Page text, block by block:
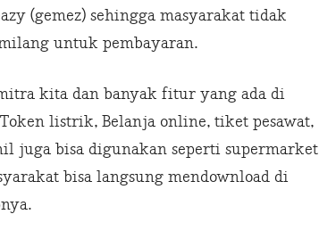
(gemez) sehingga masyarakat tidak
untuk pembayaran.
kita dan banyak fitur yang ada di
listrik, Belanja online, tiket pesawat,
juga bisa digunakan seperti supermarket
bisa langsung mendownload di